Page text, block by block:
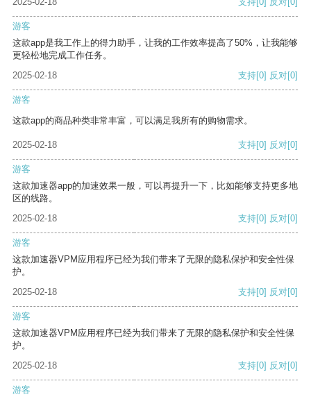
游客
这款app是我工作上的得力助手，让我的工作效率提高了50%，让我能够
更轻松地完成工作任务。
2025-02-18
支持[0] 反对[0]
游客
这款app的商品种类非常丰富，可以满足我所有的购物需求。
2025-02-18 支持[0] 反对[0]
游客
这款加速器app的加速效果一般，可以再提升一下，比如能够支持更多地
区的线路。
2025-02-18
支持[0] 反对[0]
游客
这款加速器VPM应用程序已经为我们带来了无限的隐私保护和安全性保
护。
2025-02-18
支持[0] 反对[0]
游客
这款加速器VPM应用程序已经为我们带来了无限的隐私保护和安全性保
护。
2025-02-18
支持[0] 反对[0]
游客